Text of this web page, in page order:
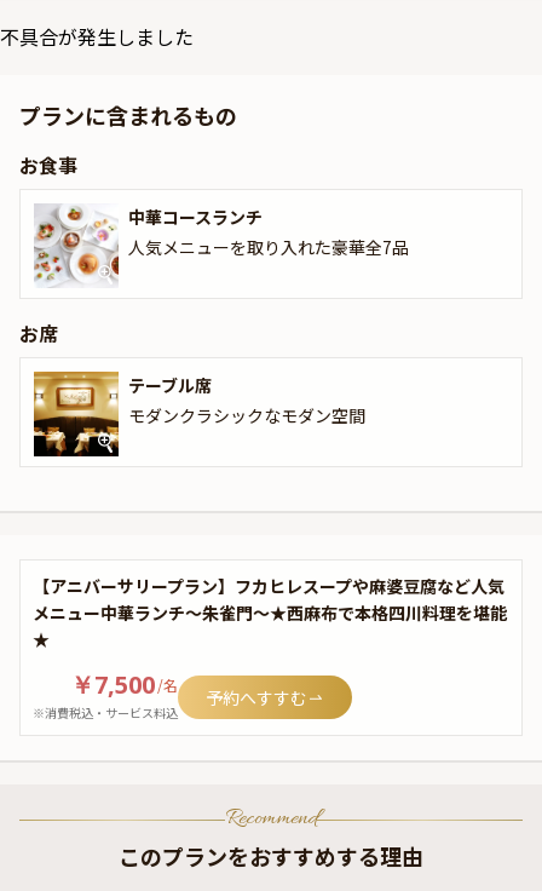
取り入れて仕上げた繊細な味わいを、存分にお楽しみいただけるコ
不具合が発生しました
プランに含まれるもの
お食事
中華コースランチ
人気メニューを取り入れた豪華全7品
お席
テーブル席
モダンクラシックなモダン空間
【アニバーサリープラン】フカヒレスープや麻婆豆腐など人気
メニュー中華ランチ～朱雀門～★西麻布で本格四川料理を堪能
★
￥7,500/名
※消費税込・サービス料込
予約へすすむ
Recommend
このプランをおすすめする理由